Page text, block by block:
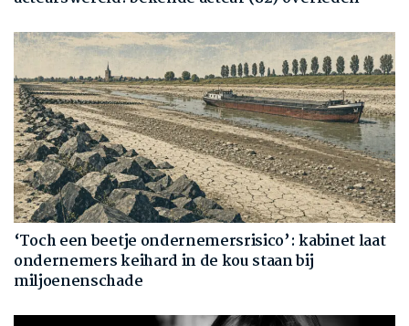
‘Toch een beetje ondernemersrisico’: kabinet laat
ondernemers keihard in de kou staan bij
miljoenenschade